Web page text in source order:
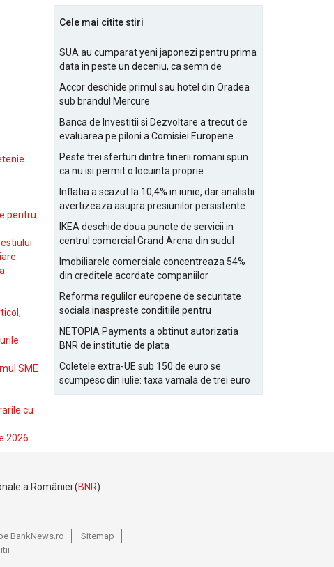
pentru
SME
cu
2026
Cele mai citite stiri
SUA au cumparat yeni japonezi pentru prima
data in peste un deceniu, ca semn de
Accor deschide primul sau hotel din Oradea
sub brandul Mercure
Banca de Investitii si Dezvoltare a trecut de
evaluarea pe piloni a Comisiei Europene
Peste trei sferturi dintre tinerii romani spun
ca nu isi permit o locuinta proprie
Inflatia a scazut la 10,4% in iunie, dar analistii
avertizeaza asupra presiunilor persistente
IKEA deschide doua puncte de servicii in
centrul comercial Grand Arena din sudul
Imobiliarele comerciale concentreaza 54%
din creditele acordate companiilor
Reforma regulilor europene de securitate
sociala inaspreste conditiile pentru
NETOPIA Payments a obtinut autorizatia
BNR de institutie de plata
Coletele extra-UE sub 150 de euro se
scumpesc din iulie: taxa vamala de trei euro
pe articol, adaugata la taxa logistica
a României (BNR).
BankNews.ro
Sitemap